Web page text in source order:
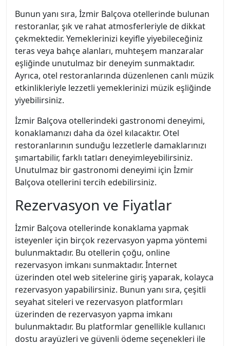
Bunun yanı sıra, İzmir Balçova otellerinde bulunan
restoranlar, şık ve rahat atmosferleriyle de dikkat
çekmektedir. Yemeklerinizi keyifle yiyebileceğiniz
teras veya bahçe alanları, muhteşem manzaralar
eşliğinde unutulmaz bir deneyim sunmaktadır.
Ayrıca, otel restoranlarında düzenlenen canlı müzik
etkinlikleriyle lezzetli yemeklerinizi müzik eşliğinde
yiyebilirsiniz.
İzmir Balçova otellerindeki gastronomi deneyimi,
konaklamanızı daha da özel kılacaktır. Otel
restoranlarının sunduğu lezzetlerle damaklarınızı
şımartabilir, farklı tatları deneyimleyebilirsiniz.
Unutulmaz bir gastronomi deneyimi için İzmir
Balçova otellerini tercih edebilirsiniz.
Rezervasyon ve Fiyatlar
İzmir Balçova otellerinde konaklama yapmak
isteyenler için birçok rezervasyon yapma yöntemi
bulunmaktadır. Bu otellerin çoğu, online
rezervasyon imkanı sunmaktadır. İnternet
üzerinden otel web sitelerine giriş yaparak, kolayca
rezervasyon yapabilirsiniz. Bunun yanı sıra, çeşitli
seyahat siteleri ve rezervasyon platformları
üzerinden de rezervasyon yapma imkanı
bulunmaktadır. Bu platformlar genellikle kullanıcı
dostu arayüzleri ve güvenli ödeme seçenekleri ile